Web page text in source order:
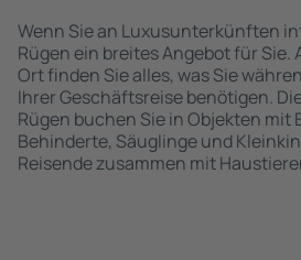
Wenn Sie an Luxusunterkünften
Rügen ein breites Angebot für Sie.
Ort finden Sie alles, was Sie
Ihrer Geschäftsreise benötigen.
Rügen buchen Sie in Objekten
Behinderte, Säuglinge und
Reisende zusammen mit